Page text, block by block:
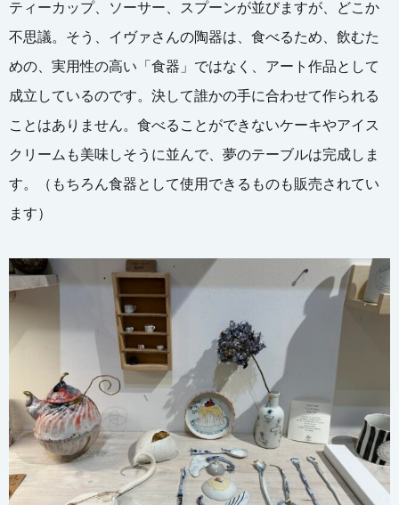
ティーカップ、ソーサー、スプーンが並びますが、どこか
不思議。そう、イヴァさんの陶器は、食べるため、飲むた
めの、実用性の高い「食器」ではなく、アート作品として
成立しているのです。決して誰かの手に合わせて作られる
ことはありません。食べることができないケーキやアイス
クリームも美味しそうに並んで、夢のテーブルは完成しま
す。（もちろん食器として使用できるものも販売されてい
ます）